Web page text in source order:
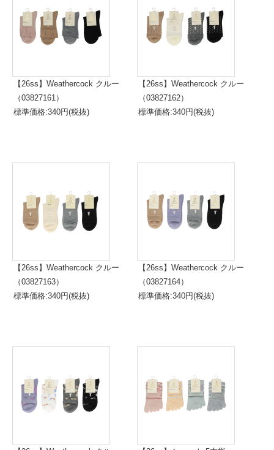
【26ss】Weathercock クルー
（03827161）
標準価格:340円(税抜)
【26ss】Weathercock クルー
（03827162）
標準価格:340円(税抜)
【26ss】Weathercock クルー
（03827163）
標準価格:340円(税抜)
【26ss】Weathercock クルー
（03827164）
標準価格:340円(税抜)